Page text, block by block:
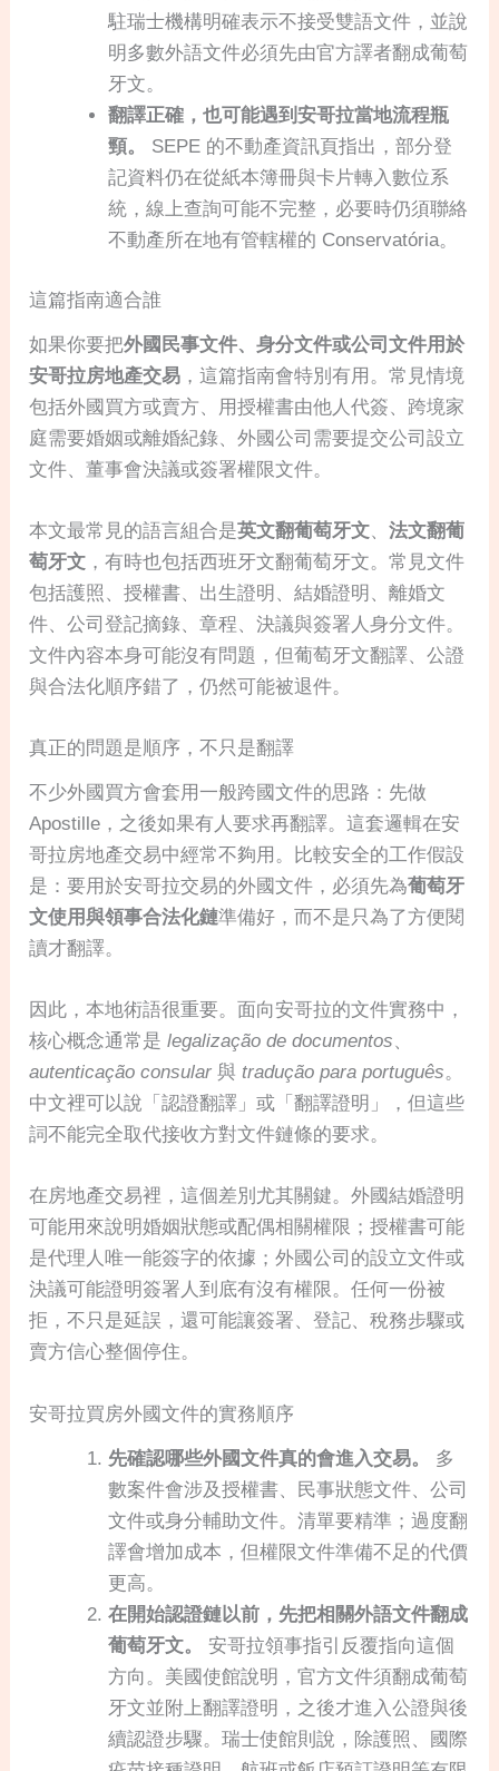
駐瑞士機構明確表示不接受雙語文件，並說
明多數外語文件必須先由官方譯者翻成葡萄
牙文。
翻譯正確，也可能遇到安哥拉當地流程瓶
頸。
SEPE 的不動產資訊頁指出，部分登
記資料仍在從紙本簿冊與卡片轉入數位系
統，線上查詢可能不完整，必要時仍須聯絡
不動產所在地有管轄權的 Conservatória。
這篇指南適合誰
如果你要把外國民事文件、身分文件或公司文件用於
安哥拉房地產交易 ，這篇指南會特別有用。常見情境
包括外國買方或賣方、用授權書由他人代簽、跨境家
庭需要婚姻或離婚紀錄、外國公司需要提交公司設立
文件、董事會決議或簽署權限文件。
本文最常見的語言組合是英文翻葡萄牙文、法文翻葡
萄牙文 ，有時也包括西班牙文翻葡萄牙文。常見文件
包括護照、授權書、出生證明、結婚證明、離婚文
件、公司登記摘錄、章程、決議與簽署人身分文件。
文件內容本身可能沒有問題，但葡萄牙文翻譯、公證
與合法化順序錯了，仍然可能被退件。
真正的問題是順序，不只是翻譯
不少外國買方會套用一般跨國文件的思路：先做
Apostille，之後如果有人要求再翻譯。這套邏輯在安
哥拉房地產交易中經常不夠用。比較安全的工作假設
是：要用於安哥拉交易的外國文件，必須先為葡萄牙
文使用與領事合法化鏈準備好，而不是只為了方便閱
讀才翻譯。
因此，本地術語很重要。面向安哥拉的文件實務中，
核心概念通常是legalização de documentos、
autenticação consular 與tradução para português。
中文裡可以說「認證翻譯」或「翻譯證明」，但這些
詞不能完全取代接收方對文件鏈條的要求。
在房地產交易裡，這個差別尤其關鍵。外國結婚證明
可能用來說明婚姻狀態或配偶相關權限；授權書可能
是代理人唯一能簽字的依據；外國公司的設立文件或
決議可能證明簽署人到底有沒有權限。任何一份被
拒，不只是延誤，還可能讓簽署、登記、稅務步驟或
賣方信心整個停住。
安哥拉買房外國文件的實務順序
先確認哪些外國文件真的會進入交易。
多
數案件會涉及授權書、民事狀態文件、公司
文件或身分輔助文件。清單要精準；過度翻
譯會增加成本，但權限文件準備不足的代價
更高。
在開始認證鏈以前，先把相關外語文件翻成
葡萄牙文。
安哥拉領事指引反覆指向這個
方向。美國使館說明，官方文件須翻成葡萄
牙文並附上翻譯證明，之後才進入公證與後
續認證步驟。瑞士使館則說，除護照、國際